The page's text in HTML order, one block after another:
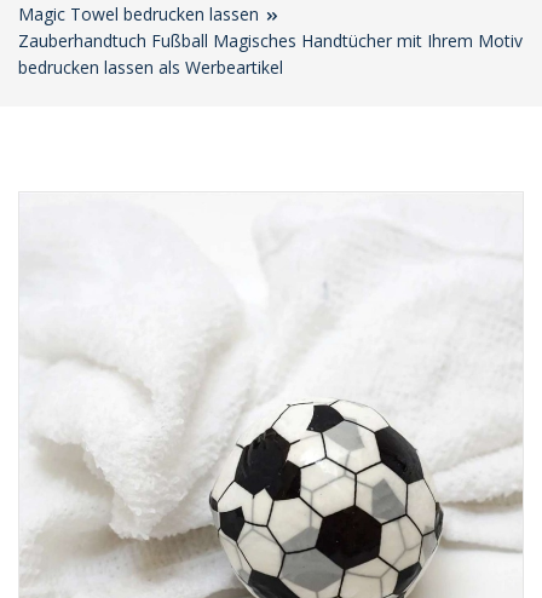
Magic Towel bedrucken lassen
Zauberhandtuch Fußball Magisches Handtücher mit Ihrem Motiv
bedrucken lassen als Werbeartikel